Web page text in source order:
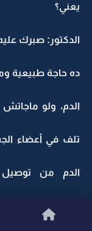
يعني؟
الدكتور: صبرك
ده حاجة طبيعية
الدم، ولو
تلف في أعضاء
الدم من